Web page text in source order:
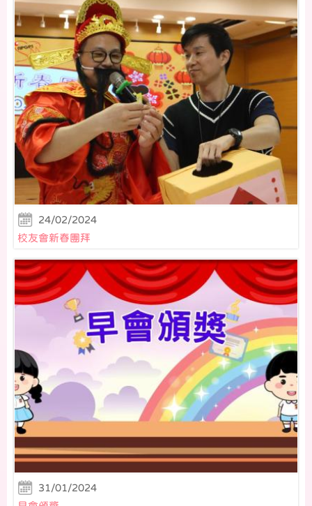
24/02/2024
校友會新春團拜
31/01/2024